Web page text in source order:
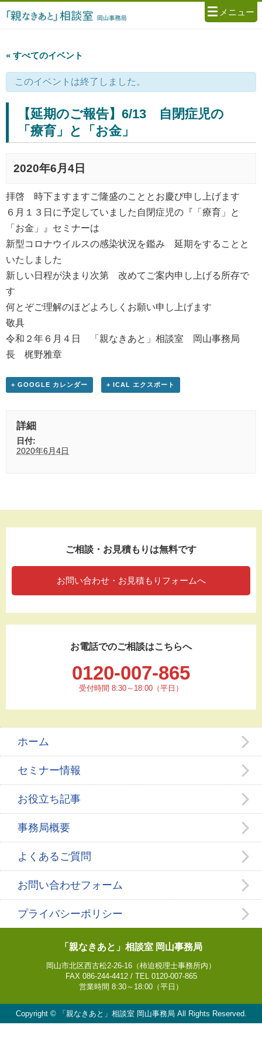
メニュー
« すべてのイベント
このイベントは終了しました。
【延期のご報告】6/13 自閉症児の
「療育」と「お金」
2020年6月4日
拝啓 時下ますますご隆盛のこととお慶び申し上げます
６月１３日に予定していました自閉症児の『「療育」と
「お金」』セミナーは
新型コロナウイルスの感染状況を鑑み 延期をすることと
いたしました
新しい日程が決まり次第 改めてご案内申し上げる所存で
す
何とぞご理解のほどよろしくお願い申し上げます
敬具
令和２年６月４日 「親なきあと」相談室 岡山事務局
長 梶野雅章
+ GOOGLE カレンダー + ICAL エクスポート
詳細
日付:
2020年6月4日
ご相談・お見積もりは無料です
お問い合わせ・お見積もりフォームへ
お電話でのご相談はこちらへ
0120-007-865
受付時間 8:30～18:00（平日）
「親なきあと」相談室 岡山事務局
岡山市北区西古松2-26-16（柿迫税理士事務所内）
FAX 086-244-4412 / TEL 0120-007-865
営業時間 8:30～18:00（平日）
ホーム
セミナー情報
お役立ち記事
事務局概要
よくあるご質問
お問い合わせフォーム
プライバシーポリシー
Copyright © 「親なきあと」相談室 岡山事務局 All Rights Reserved.